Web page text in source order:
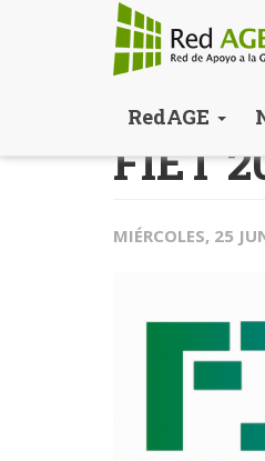
contenido
RedAGE
FIET
MIÉRCOLES, 25